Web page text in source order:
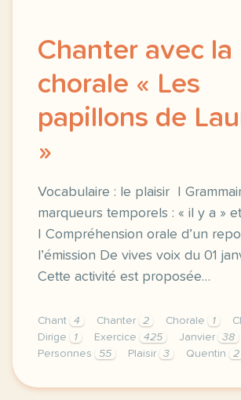
Chanter avec la
chorale « Les
papillons de
»
Vocabulaire : le plaisir |
marqueurs temporels : « il y a »
| Compréhension orale d’un
l’émission De vives voix du 01
Cette activité est proposée…
Chant 4 Chanter 2 Chorale 1
Dirige
1 Exercice 425 Janvier 38
Personnes
55 Plaisir 3 Quentin 2
exercice a2 chanter avec la